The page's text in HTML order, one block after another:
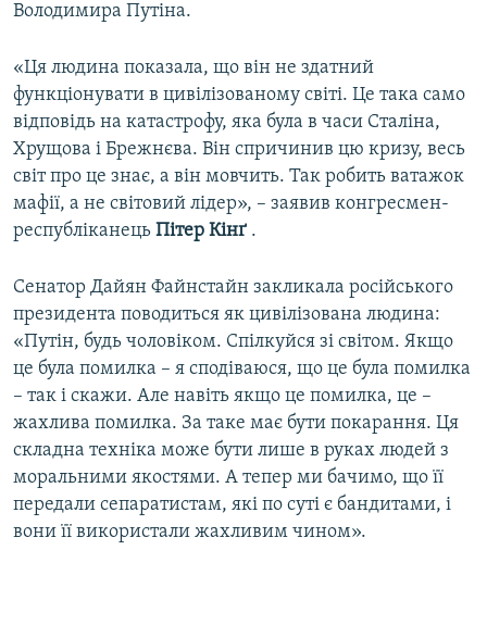
Володимира Путіна.
«Ця людина показала, що він не здатний
функціонувати в цивілізованому світі. Це така само
відповідь на катастрофу, яка була в часи Сталіна,
Хрущова і Брежнєва. Він спричинив цю кризу, весь
світ про це знає, а він мовчить. Так робить ватажок
мафії, а не світовий лідер», – заявив конгресмен-
республіканець Пітер Кінґ .
Сенатор Дайян Файнстайн закликала російського
президента поводиться як цивілізована людина:
«Путін, будь чоловіком. Спілкуйся зі світом. Якщо
це була помилка – я сподіваюся, що це була помилка
– так і скажи. Але навіть якщо це помилка, це –
жахлива помилка. За таке має бути покарання. Ця
складна техніка може бути лише в руках людей з
моральними якостями. А тепер ми бачимо, що її
передали сепаратистам, які по суті є бандитами, і
вони її використали жахливим чином».